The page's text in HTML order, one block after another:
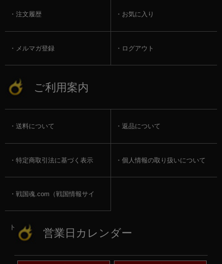
注文履歴 お気に入り
メルマガ登録 ログアウト
ご利用案内
送料について 返品について
特定商取引法に基づく表示 個人情報の取り扱いについて
戦国魂.com（戦国情報サイ
ト） 営業日カレンダー